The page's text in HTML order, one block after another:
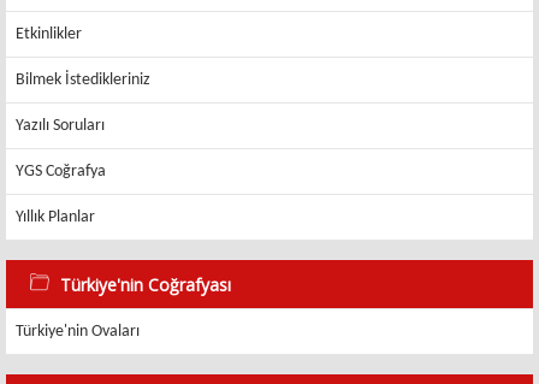
Etkinlikler
Bilmek İstedikleriniz
Yazılı Soruları
YGS Coğrafya
Yıllık Planlar
Türkiye'nin Coğrafyası
Türkiye'nin Ovaları